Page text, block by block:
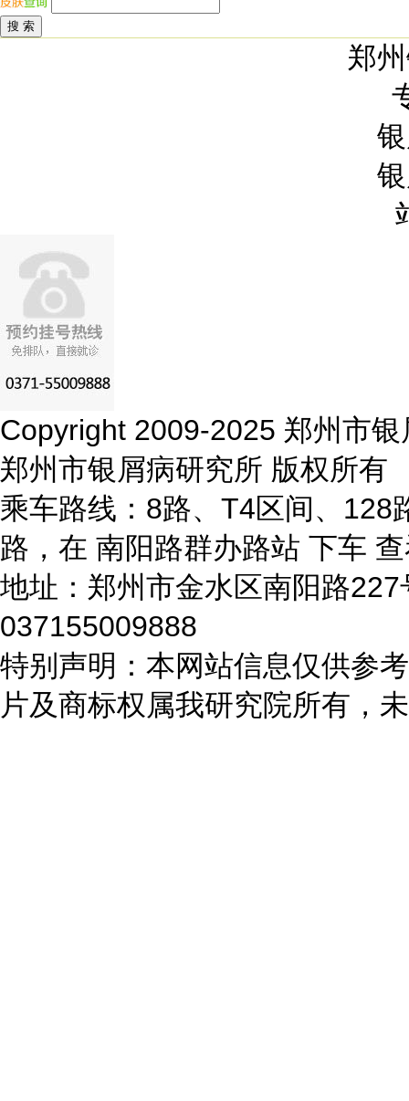
郑
Copyright 2009-2025 郑州市
郑州市银屑病研究所 版权所有
乘车路线：8路、T4区间、128
路，在 南阳路群办路站 下车
地址：郑州市金水区南阳路
037155009888
特别声明：本网站信息仅供参
片及商标权属我研究院所有，